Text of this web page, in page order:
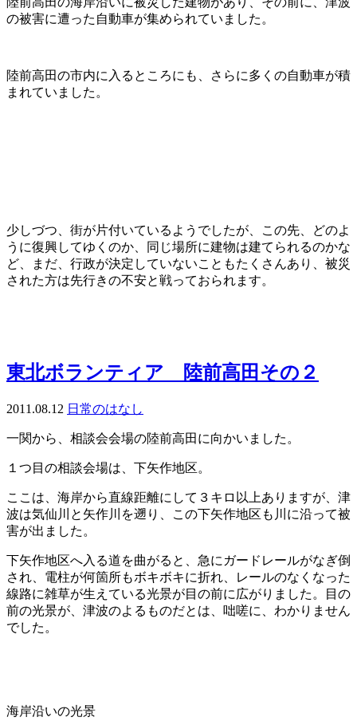
の被害に遭った自動車が集められていました。
陸前高田の市内に入るところにも、さらに多くの自動車が積
まれていました。
少しづつ、街が片付いているようでしたが、この先、どのよ
うに復興してゆくのか、同じ場所に建物は建てられるのかな
ど、まだ、行政が決定していないこともたくさんあり、被災
された方は先行きの不安と戦っておられます。
東北ボランティア 陸前高田その２
2011.08.12 日常のはなし
一関から、相談会会場の陸前高田に向かいました。
１つ目の相談会場は、下矢作地区。
ここは、海岸から直線距離にして３キロ以上ありますが、津
波は気仙川と矢作川を遡り、この下矢作地区も川に沿って被
害が出ました。
下矢作地区へ入る道を曲がると、急にガードレールがなぎ倒
され、電柱が何箇所もボキボキに折れ、レールのなくなった
線路に雑草が生えている光景が目の前に広がりました。目の
前の光景が、津波のよるものだとは、咄嗟に、わかりません
でした。
海岸沿いの光景